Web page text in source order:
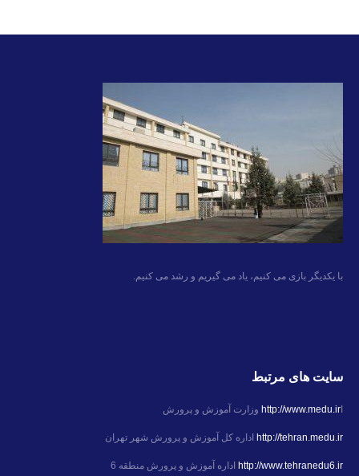
با یکدیگر بازی می کنیم، یاد می گیریم و رشد می کنیم.
سایت های مرتبط
http://www.medu.ir وزارت آموزش و پرورش
http://tehran.medu.ir اداره کل آموزش و پرورش شهر تهران
http://www.tehranedu6.ir اداره آموزش و پرورش منطقه 6